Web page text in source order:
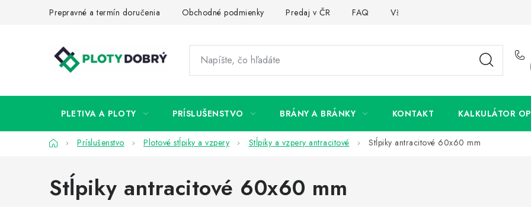
Prepravné a termín doručenia Obchodné podmienky Predaj v ČR FAQ Všetko o súboroch cookies
PLETIVA A PLOTY PRÍSLUŠENSTVO BRÁNY A BRÁNKY KONTAKT KALKULÁTOR
DomovPríslušenstvo Plotové stĺpiky a vzpery Stĺpiky a vzpery antracitové Stĺpiky antracitové 60x60 mm
Stĺpiky antracitové 60x60 mm